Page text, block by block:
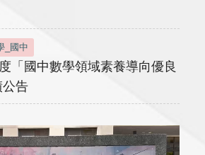
_國中
「國中數學領域素養導向優良
告